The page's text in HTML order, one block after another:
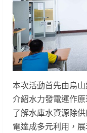
本次活動首先由烏
介紹水力發電運作
了解水庫水資源除
電達成多元利用，